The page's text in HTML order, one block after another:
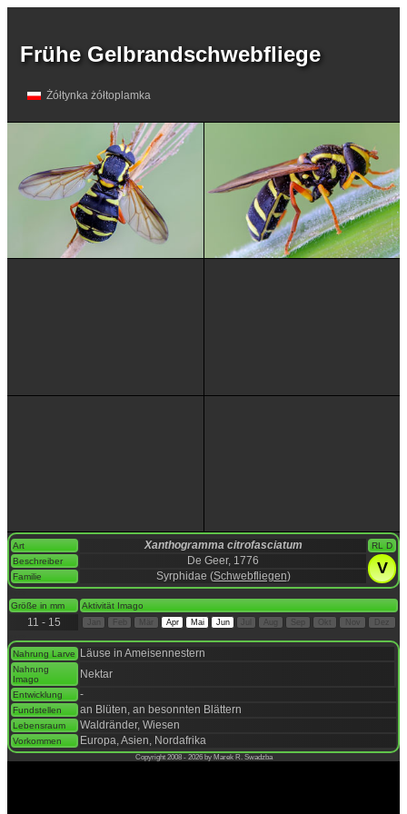
Frühe Gelbrandschwebfliege
Żółtynka żółtoplamka
Art Xanthogramma citrofasciatum
RL D
Beschreiber
De Geer, 1776 V
Familie Syrphidae (Schwebfliegen)
Größe in mm Aktivität Imago
11 - 15 Apr Mai Jun Sep Dez
Nahrung Larve Läuse in Ameisennestern
Nahrung
Imago
Nektar
Entwicklung -
Fundstellen an Blüten, an besonnten Blättern
Lebensraum Waldränder, Wiesen
Vorkommen Europa, Asien, Nordafrika
Copyright 2008 - 2026 by Marek R. Swadzba